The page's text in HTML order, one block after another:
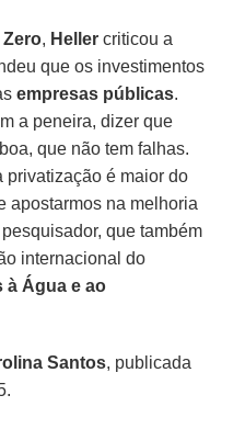
Zero, Heller criticou a
que os investimentos
empresas públicas.
a peneira, dizer que
que não tem falhas.
privatização é maior do
apostarmos na melhoria
que também
internacional do
à Água e ao
Santos, publicada